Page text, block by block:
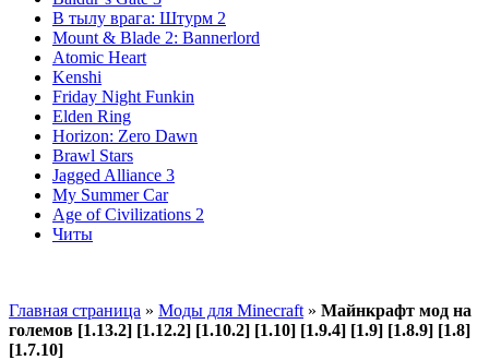
В тылу врага: Штурм 2
Mount & Blade 2: Bannerlord
Atomic Heart
Kenshi
Friday Night Funkin
Elden Ring
Horizon: Zero Dawn
Brawl Stars
Jagged Alliance 3
My Summer Car
Age of Civilizations 2
Читы
Главная страница » Моды для Minecraft » Майнкрафт мод на
големов [1.13.2] [1.12.2] [1.10.2] [1.10] [1.9.4] [1.9] [1.8.9] [1.8]
[1.7.10]